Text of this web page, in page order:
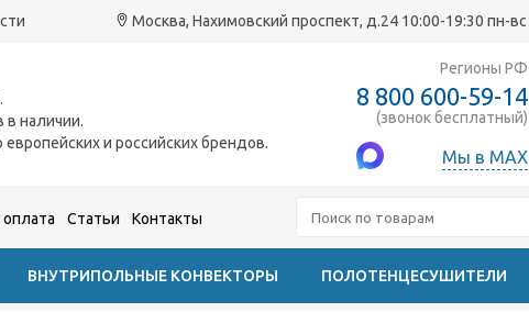
Москва, Нахимовский проспект, д.24 10:00-19:30 пн-вс
в наличии.
и российских брендов.
Регионы РФ
8 800 600-59-14
(звонок бесплатный)
Мы в MAX
Статьи Контакты
ВНУТРИПОЛЬНЫЕ КОНВЕКТОРЫ ПОЛОТЕНЦЕСУШИТЕЛИ